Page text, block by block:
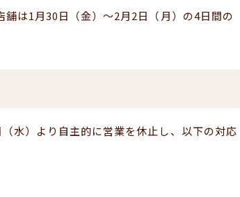
は1月30日（金）～2月2日（月）の4日間の
水）より自主的に営業を休止し、以下の対応